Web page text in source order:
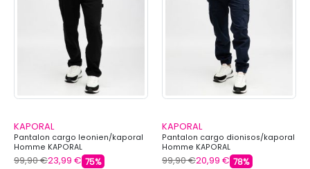
KAPORAL
Pantalon cargo leonien/kaporal
Homme KAPORAL
99,90 €23,99 € 75%
KAPORAL
Pantalon cargo dionisos/kaporal
Homme KAPORAL
99,90 €20,99 € 78%